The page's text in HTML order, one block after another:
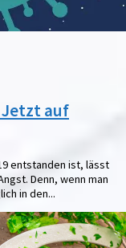
Jetzt auf
entstanden ist, lässt
Denn, wenn man
in den...